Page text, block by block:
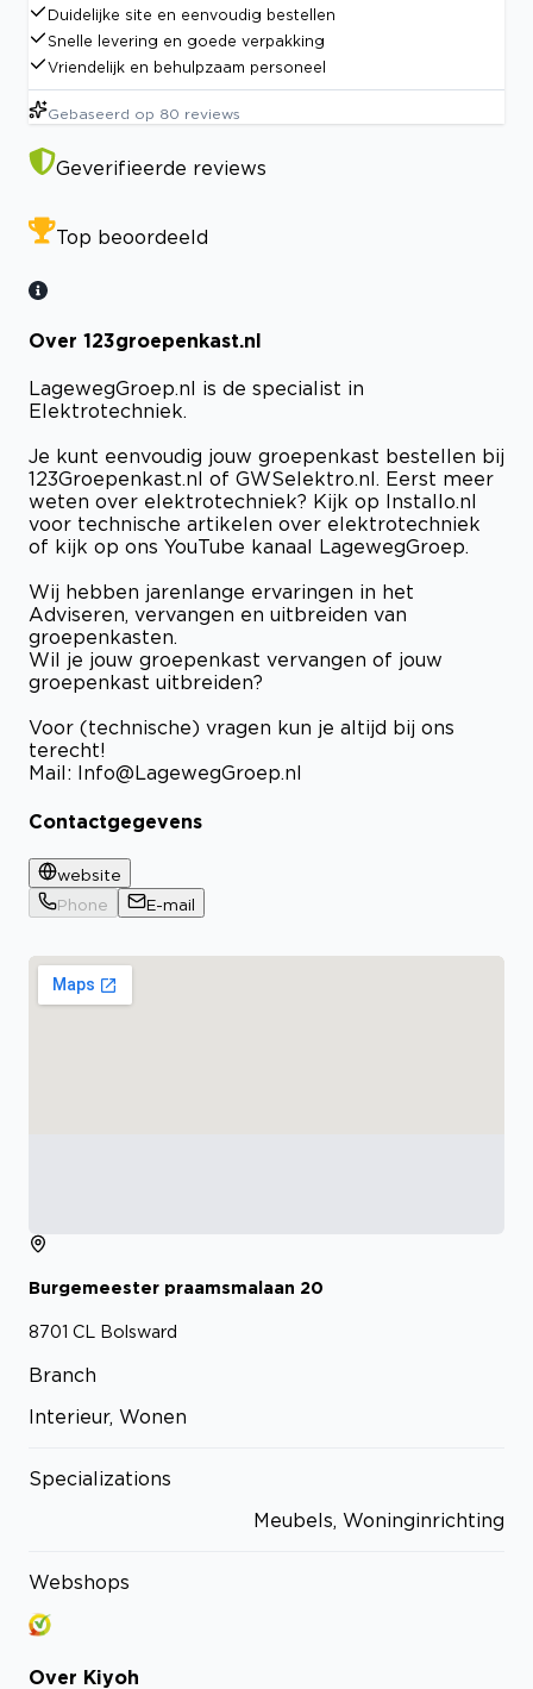
Duidelijke site en eenvoudig bestellen
Snelle levering en goede verpakking
Vriendelijk en behulpzaam personeel
Gebaseerd op 80 reviews
Geverifieerde reviews
Top beoordeeld
Over 123groepenkast.nl
LagewegGroep.nl is de specialist in
Elektrotechniek.
Je kunt eenvoudig jouw groepenkast bestellen bij
123Groepenkast.nl of GWSelektro.nl. Eerst meer
weten over elektrotechniek? Kijk op Installo.nl
voor technische artikelen over elektrotechniek
of kijk op ons YouTube kanaal LagewegGroep.
Wij hebben jarenlange ervaringen in het
Adviseren, vervangen en uitbreiden van
groepenkasten.
Wil je jouw groepenkast vervangen of jouw
groepenkast uitbreiden?
Voor (technische) vragen kun je altijd bij ons
terecht!
Mail: Info@LagewegGroep.nl
Contactgegevens
website
Phone
E-mail
Burgemeester praamsmalaan 20
8701 CL Bolsward
Branch
Interieur, Wonen
Specializations
Meubels, Woninginrichting
Webshops
Over Kiyoh